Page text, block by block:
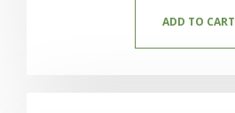
ADD TO CART